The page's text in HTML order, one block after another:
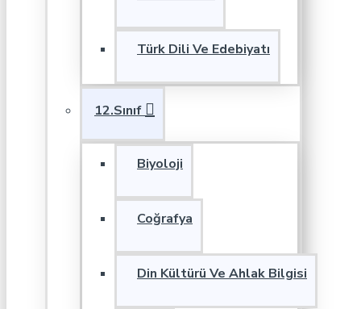
Türk Dili Ve Edebiyatı
12.Sınıf
Biyoloji
Coğrafya
Din Kültürü Ve Ahlak Bilgisi